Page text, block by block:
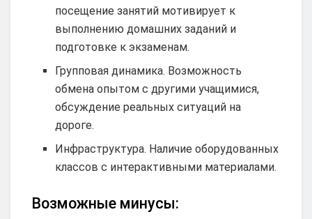
посещение занятий мотивирует к
выполнению домашних заданий и
подготовке к экзаменам.
Групповая динамика. Возможность
обмена опытом с другими учащимися,
обсуждение реальных ситуаций на
дороге.
Инфраструктура. Наличие оборудованных
классов с интерактивными материалами.
Возможные минусы: